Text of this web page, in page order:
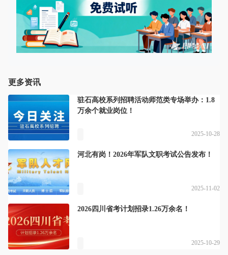
更多资讯
驻石高校系列招聘活动师范类专场举办：1.8
万余个就业岗位！
2025-10-28
河北有岗！2026年军队文职考试公告发布！
2025-11-02
2026四川省考计划招录1.26万余名！
2025-10-29